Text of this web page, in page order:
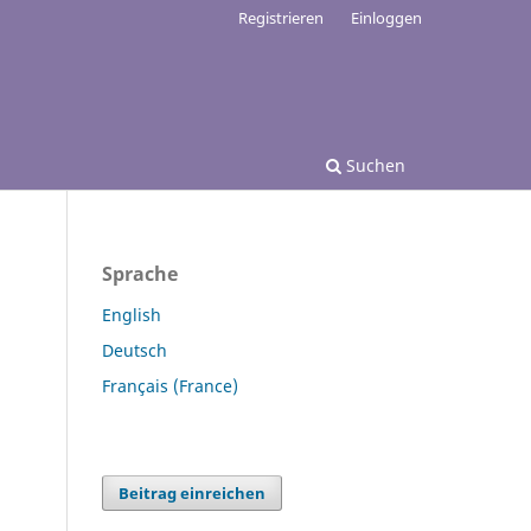
Suchen
Registrieren Einloggen
Sprache
English
Deutsch
Français (France)
Beitrag einreichen